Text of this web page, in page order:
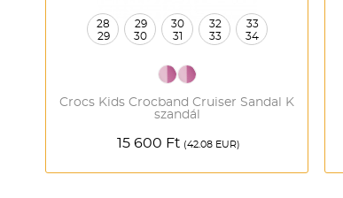
Crocs Kids Crocband Cruiser Sandal K
szandál
15 600 Ft (42.08 EUR)
28
29
29
30
30
31
32
33
33
34